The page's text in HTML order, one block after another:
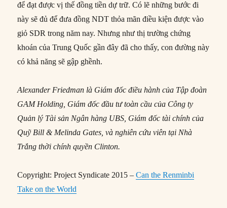
để đạt được vị thế đồng tiền dự trữ. Có lẽ những bước đi
này sẽ đủ để đưa đồng NDT thỏa mãn điều kiện được vào
giỏ SDR trong năm nay. Nhưng như thị trường chứng
khoán của Trung Quốc gần đây đã cho thấy, con đường này
có khả năng sẽ gập ghềnh.
Alexander Friedman là Giám đốc điều hành của Tập đoàn
GAM Holding, Giám đốc đầu tư toàn cầu của Công ty
Quản lý Tài sản Ngân hàng UBS, Giám đốc tài chính của
Quỹ Bill & Melinda Gates, và nghiên cứu viên tại Nhà
Trắng thời chính quyền Clinton.
Copyright: Project Syndicate 2015 –Can the Renminbi
Take on the World